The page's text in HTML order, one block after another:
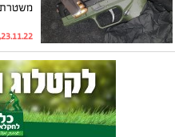
23.11.22, יוגב אסולין